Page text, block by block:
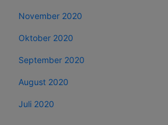
November 2020
Oktober 2020
September 2020
August 2020
Juli 2020